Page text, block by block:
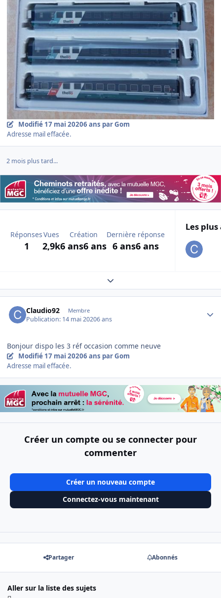
Modifié 17 mai 20206 ans par Gom
Adresse mail effacée.
2 mois plus tard...
Réponses
1
Vues
2,9k
Création
6 ans6 ans
Dernière réponse
6 ans6 ans
Les
Expand topic overview
Claudio92 Membre
Publication: 14 mai 20206 ans
Bonjour dispo les 3 réf occasion comme neuve
Modifié 17 mai 20206 ans par Gom
Adresse mail effacée.
Créer un compte ou se connecter pour
commenter
Créer un nouveau compte
Connectez-vous maintenant
Partager Abonnés
Aller sur la liste des sujets